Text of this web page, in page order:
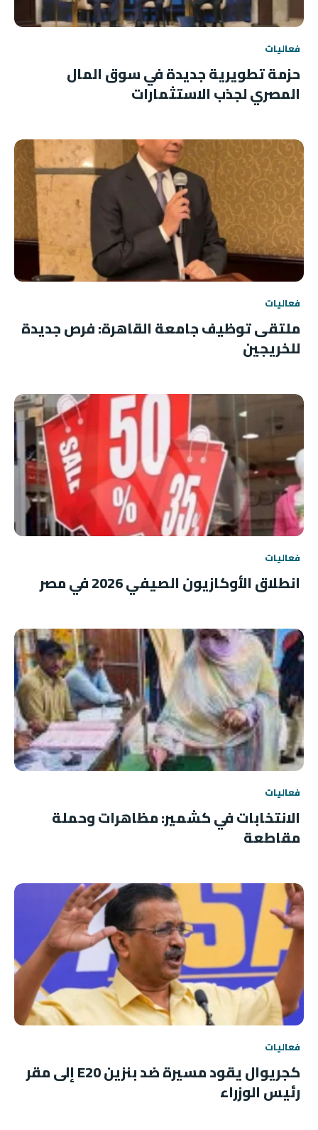
فعاليات
حزمة تطويرية جديدة في سوق المال
المصري لجذب الاستثمارات
فعاليات
ملتقى توظيف جامعة القاهرة: فرص جديدة
للخريجين
فعاليات
انطلاق الأوكازيون الصيفي 2026 في مصر
فعاليات
الانتخابات في كشمير: مظاهرات وحملة
مقاطعة
فعاليات
كجريوال يقود مسيرة ضد بنزين E20 إلى مقر
رئيس الوزراء